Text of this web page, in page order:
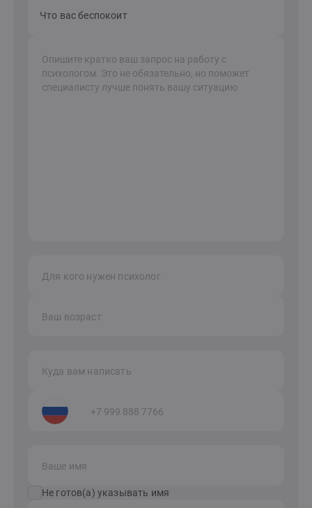
Что вас беспокоит
Для кого нужен психолог
Ваш возраст
Куда вам написать
Ваше имя
Не готов(а) указывать имя